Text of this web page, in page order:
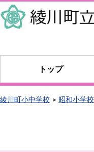
文
動
トップ
綾川町小中学校 昭和小学校